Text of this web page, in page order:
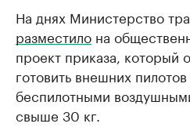
На днях Министерство
разместило на
проект приказа, который
готовить внешних
беспилотными
свыше 30 кг.